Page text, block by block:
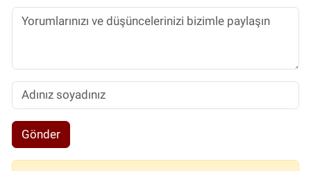
Gönder